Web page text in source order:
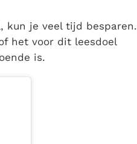
kun je veel tijd besparen.
het voor dit leesdoel
is.